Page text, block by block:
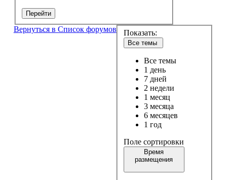
Перейти
Вернуться в Список форумов Показать:
Все темы
Все темы
1 день
7 дней
2 недели
1 месяц
3 месяца
6 месяцев
1 год
Поле сортировки
Время
размещения